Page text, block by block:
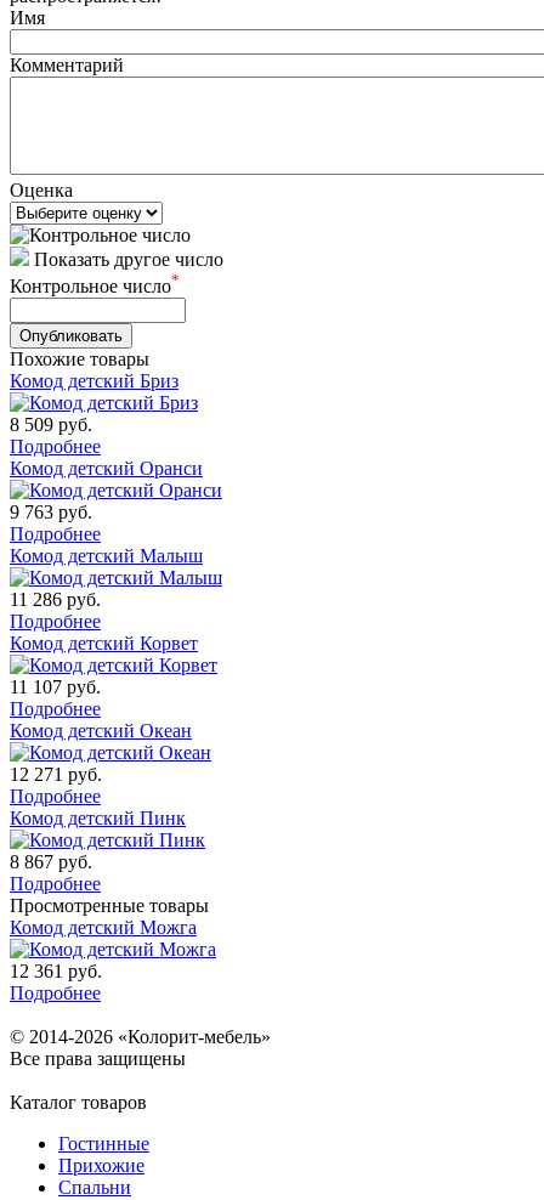
Имя
Комментарий
Оценка
Показать другое число
Контрольное число*
Похожие товары
Комод детский Бриз
8 509 руб.
Подробнее
Комод детский Оранси
9 763 руб.
Подробнее
Комод детский Малыш
11 286 руб.
Подробнее
Комод детский Корвет
11 107 руб.
Подробнее
Комод детский Океан
12 271 руб.
Подробнее
Комод детский Пинк
8 867 руб.
Подробнее
Просмотренные товары
Комод детский Можга
12 361 руб.
Подробнее
© 2014-2026 «Колорит-мебель»
Все права защищены
Каталог товаров
Гостинные
Прихожие
Спальни